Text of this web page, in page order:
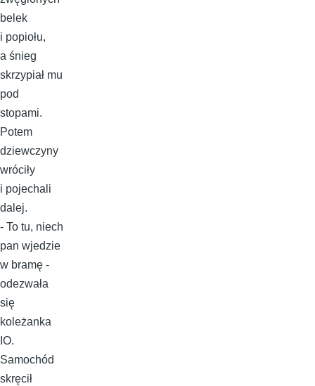
belek
i popiołu,
a śnieg
skrzypiał mu
pod
stopami.
Potem
dziewczyny
wróciły
i pojechali
dalej.
- To tu, niech
pan wjedzie
w bramę -
odezwała
się
koleżanka
IO.
Samochód
skręcił